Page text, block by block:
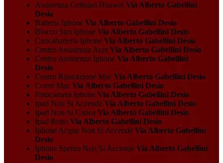
Assistenza Cellulari Huawei Via Alberto Gabellini
Desio
Batteria IphoneVia Alberto Gabellini Desio
Blocco Sim IphoneVia Alberto Gabellini Desio
Caricabatteria IphoneVia Alberto Gabellini Desio
Centro Assistenza AcerVia Alberto Gabellini Desio
Centro Assistenza IphoneVia Alberto Gabellini
Desio
Centro Riparazione MacVia Alberto Gabellini Desio
Cover MacVia Alberto Gabellini Desio
Fotocamera IphoneVia Alberto Gabellini Desio
Ipad Non Si AccendeVia Alberto Gabellini Desio
Ipad Non Si Carica Via Alberto Gabellini Desio
Ipad RottoVia Alberto Gabellini Desio
Iphone Acqua Non Si AccendeVia Alberto Gabellini
Desio
Iphone Spento Non Si AccendeVia Alberto Gabellini
Desio